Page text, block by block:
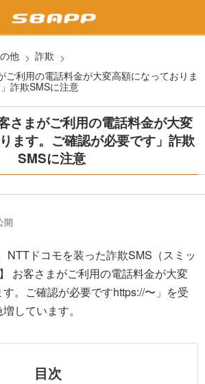
他
詐欺
ご利用の電話料金が大変高額になっておりま
詐欺SMSに注意
さまがご利用の電話料金が大変
ます。ご確認が必要です」詐欺
SMSに注意
開
NTTドコモを装った詐欺SMS（スミッ
お客さまがご利用の電話料金が大変
。ご確認が必要ですhttps://〜」を受
しています。
目次